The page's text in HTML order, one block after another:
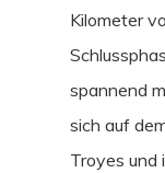
Kilometer
spannend
sich auf
Troyes und